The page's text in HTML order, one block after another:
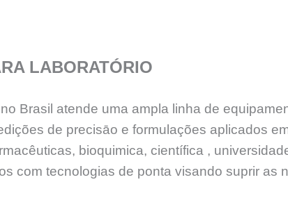
LABORATÓRIO
Brasil atende uma ampla linha de
de precisāo e formulações aplicados
bioquimica, científica ,
com tecnologias de ponta visando suprir as